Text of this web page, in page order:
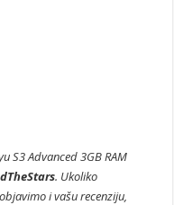
S3 Advanced 3GB RAM
. Ukoliko
i vašu recenziju,